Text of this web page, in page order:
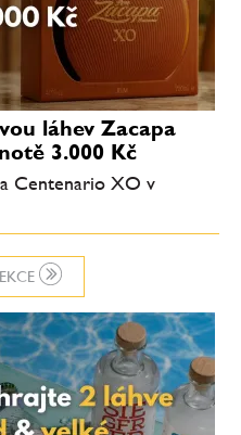
láhev Zacapa
3.000 Kč
Centenario XO v